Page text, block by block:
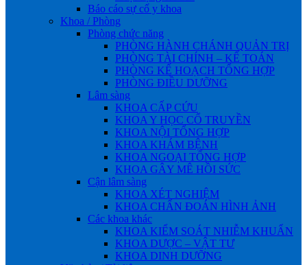
Báo cáo sự cố y khoa
Khoa / Phòng
Phòng chức năng
PHÒNG HÀNH CHÁNH QUẢN TRỊ
PHÒNG TÀI CHÍNH – KẾ TOÁN
PHÒNG KẾ HOẠCH TỔNG HỢP
PHÒNG ĐIỀU DƯỠNG
Lâm sàng
KHOA CẤP CỨU
KHOA Y HỌC CỔ TRUYỀN
KHOA NỘI TỔNG HỢP
KHOA KHÁM BỆNH
KHOA NGOẠI TỔNG HỢP
KHOA GÂY MÊ HỒI SỨC
Cận lâm sàng
KHOA XÉT NGHIỆM
KHOA CHẨN ĐOÁN HÌNH ẢNH
Các khoa khác
KHOA KIỂM SOÁT NHIỄM KHUẨN
KHOA DƯỢC – VẬT TƯ
KHOA DINH DƯỠNG